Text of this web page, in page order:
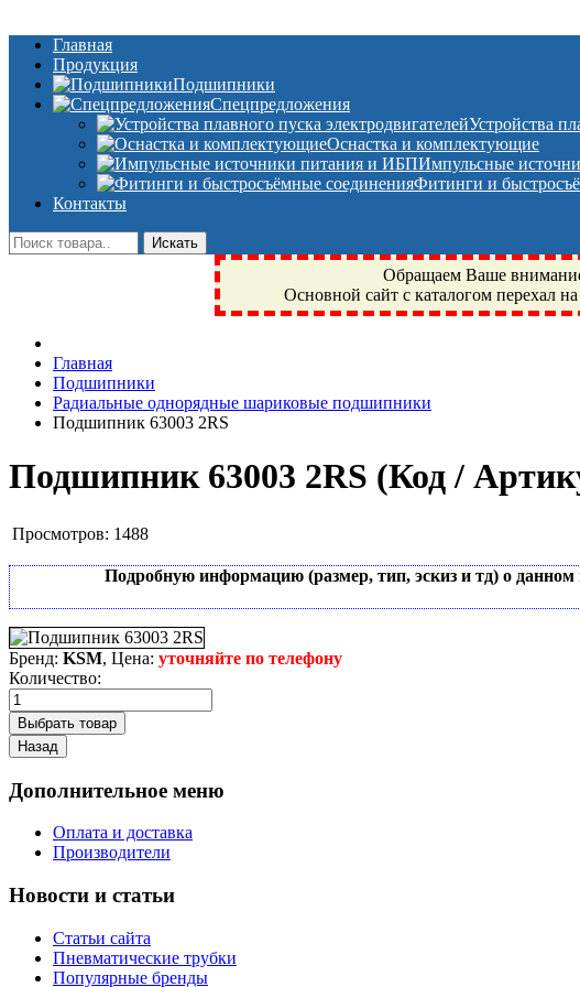
Главная
Продукция
Подшипники
Спецпредложения
Устройства
Оснастка и комплектующие
Импульсные
Фитинги и
Контакты
Обращаем Ваше
Основной сайт с каталогом перехал на
Фрязино, Антал+, плюс, Свердловский, Загорянский, Юбилейный,
техника, сварочные аппараты, NIS, NSK, JED, KPT, NXZ, ГПЗ,
NTN, SKF, купить, заказать
Главная
Подшипники
Радиальные однорядные шариковые подшипники
Подшипник 63003 2RS
Подшипник 63003 2RS (Код /
Просмотров: 1488
Подробную информацию (размер, тип, эскиз и тд) о
Бренд: KSM, Цена: уточняйте по телефону
Количество:
Дополнительное меню
Оплата и доставка
Производители
Новости и статьи
Статьи сайта
Пневматические трубки
Популярные бренды